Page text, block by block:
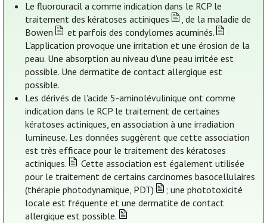
Le fluorouracil a comme indication dans le RCP le
traitement des kératoses actiniques
, de la maladie de
Bowen
et parfois des condylomes acuminés.
L'application provoque une irritation et une érosion de la
peau. Une absorption au niveau d'une peau irritée est
possible. Une dermatite de contact allergique est
possible.
Les dérivés de l'acide 5-aminolévulinique ont comme
indication dans le RCP le traitement de certaines
kératoses actiniques, en association à une irradiation
lumineuse. Les données suggèrent que cette association
est très efficace pour le traitement des kératoses
actiniques.
Cette association est également utilisée
pour le traitement de certains carcinomes basocellulaires
(thérapie photodynamique, PDT)
; une phototoxicité
locale est fréquente et une dermatite de contact
allergique est possible.